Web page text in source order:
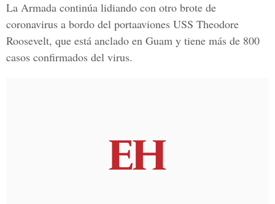
La Armada continúa lidiando con otro brote de
coronavirus a bordo del portaaviones USS Theodore
Roosevelt, que está anclado en Guam y tiene más de 800
casos confirmados del virus.